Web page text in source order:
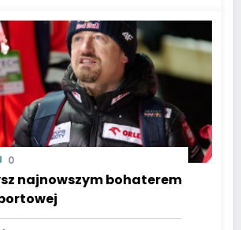
0
najnowszym bohaterem